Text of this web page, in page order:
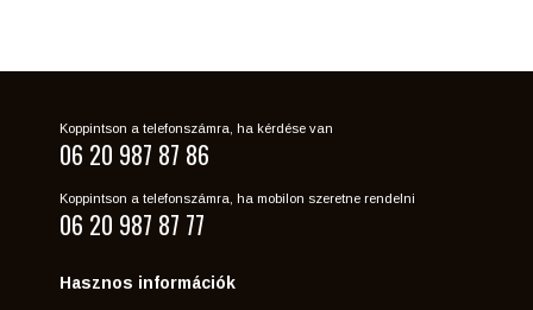
Koppintson a telefonszámra, ha kérdése van
06 20 987 87 86
Koppintson a telefonszámra, ha mobilon szeretne rendelni
06 20 987 87 77
Hasznos információk